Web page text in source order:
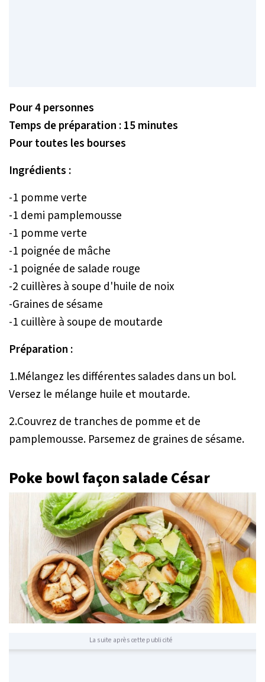
Pour 4 personnes
Temps de préparation : 15 minutes
Pour toutes les bourses
Ingrédients :
-1 pomme verte
-1 demi pamplemousse
-1 pomme verte
-1 poignée de mâche
-1 poignée de salade rouge
-2 cuillères à soupe d'huile de noix
-Graines de sésame
-1 cuillère à soupe de moutarde
Préparation :
1.Mélangez les différentes salades dans un bol.
Versez le mélange huile et moutarde.
2.Couvrez de tranches de pomme et de
pamplemousse. Parsemez de graines de sésame.
Poke bowl façon salade César
La suite après cette publicité